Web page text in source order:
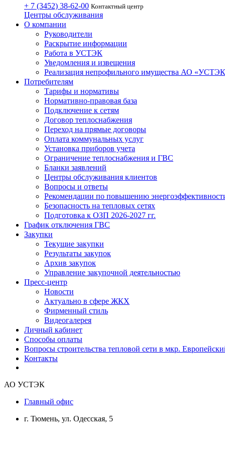
+ 7 (3452) 38-62-00 Контактный центр
Центры обслуживания
О компании
Руководители
Раскрытие информации
Работа в УСТЭК
Уведомления и извещения
Реализация непрофильного имущества АО
Потребителям
Тарифы и нормативы
Нормативно-правовая база
Подключение к сетям
Договор теплоснабжения
Переход на прямые договоры
Оплата коммунальных услуг
Установка приборов учета
Ограничение теплоснабжения и ГВС
Бланки заявлений
Центры обслуживания клиентов
Вопросы и ответы
Рекомендации по повышению
Безопасность на тепловых сетях
Подготовка к ОЗП 2026-2027 гг.
График отключения ГВС
Закупки
Текущие закупки
Результаты закупок
Архив закупок
Управление закупочной деятельностью
Пресс-центр
Новости
Актуально в сфере ЖКХ
Фирменный стиль
Видеогалерея
Личный кабинет
Способы оплаты
Вопросы строительства тепловой сети в мкр.
Контакты
АО УСТЭК
Главный офис
г. Тюмень, ул. Одесская, 5